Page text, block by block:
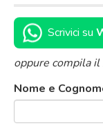
Scrivici su
oppure compila
Nome e